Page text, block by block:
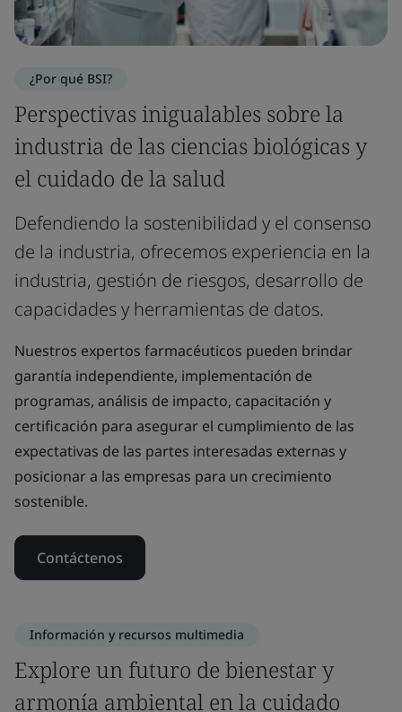
¿Por qué BSI?
Perspectivas inigualables sobre la
industria de las ciencias biológicas y
el cuidado de la salud
Defendiendo la sostenibilidad y el consenso
de la industria, ofrecemos experiencia en la
industria, gestión de riesgos, desarrollo de
capacidades y herramientas de datos.
Nuestros expertos farmacéuticos pueden brindar
garantía independiente, implementación de
programas, análisis de impacto, capacitación y
certificación para asegurar el cumplimiento de las
expectativas de las partes interesadas externas y
posicionar a las empresas para un crecimiento
sostenible.
Contáctenos
Información y recursos multimedia
Explore un futuro de bienestar y
armonía ambiental en la cuidado